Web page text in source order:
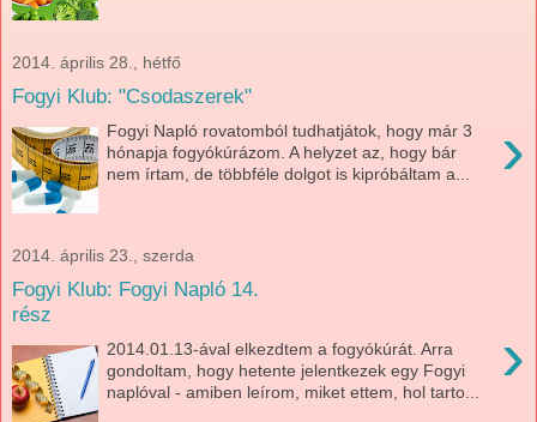
2014. április 28., hétfő
Fogyi Klub: "Csodaszerek"
›
Fogyi Napló rovatomból tudhatjátok, hogy már 3
hónapja fogyókúrázom. A helyzet az, hogy bár
nem írtam, de többféle dolgot is kipróbáltam a...
2014. április 23., szerda
Fogyi Klub: Fogyi Napló 14.
rész
›
2014.01.13-ával elkezdtem a fogyókúrát. Arra
gondoltam, hogy hetente jelentkezek egy Fogyi
naplóval - amiben leírom, miket ettem, hol tarto...